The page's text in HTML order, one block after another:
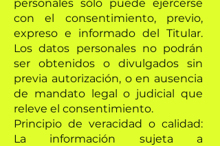
personales sólo puede ejercerse
con el consentimiento, previo,
expreso e informado del Titular.
Los datos personales no podrán
ser obtenidos o divulgados sin
previa autorización, o en ausencia
de mandato legal o judicial que
releve el consentimiento.
Principio de veracidad o calidad:
La información sujeta a